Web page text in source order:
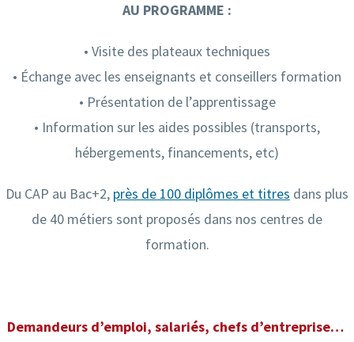
AU PROGRAMME :
• Visite des plateaux techniques
• Échange avec les enseignants et conseillers formation
• Présentation de l’apprentissage
• Information sur les aides possibles (transports,
hébergements, financements, etc)
Du CAP au Bac+2, près de 100 diplômes et titres dans plus
de 40 métiers sont proposés dans nos centres de
formation.
Demandeurs d’emploi, salariés, chefs d’entreprise…